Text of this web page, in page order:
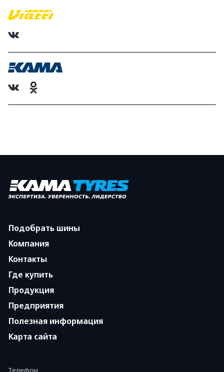
Подобрать шины
Компания
Контакты
Где купить
Продукция
Предприятия
Полезная информация
Карта сайта
Телефон